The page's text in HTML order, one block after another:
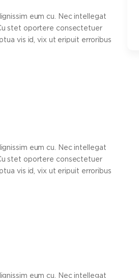
eum cu. Nec intellegat
stet oportere consectetuer
vis id, vix ut eripuit erroribus
eum cu. Nec intellegat
stet oportere consectetuer
vis id, vix ut eripuit erroribus
eum cu. Nec intellegat